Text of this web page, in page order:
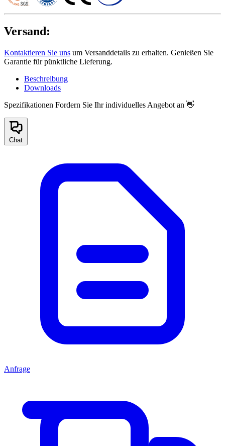
Versand:
Kontaktieren Sie uns um Versanddetails zu erhalten. Genießen Sie
Garantie für pünktliche Lieferung.
Beschreibung
Downloads
Spezifikationen Fordern Sie Ihr individuelles Angebot an 👋
Chat
Anfrage